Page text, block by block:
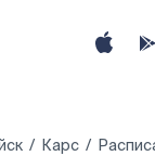
Карс